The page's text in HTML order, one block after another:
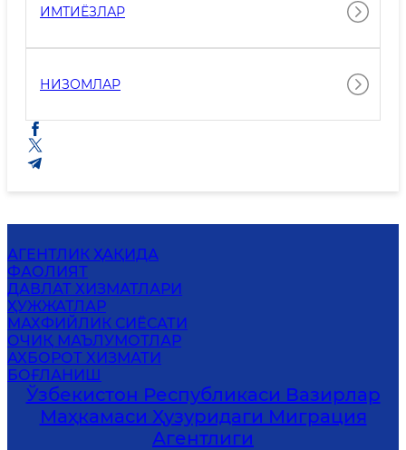
ИМТИЁЗЛАР
НИЗОМЛАР
АГЕНТЛИК ҲАҚИДА
ФАОЛИЯТ
ДАВЛАТ ХИЗМАТЛАРИ
ҲУЖЖАТЛАР
MАХФИЙЛИК СИЁСАТИ
ОЧИҚ МАЪЛУМОТЛАР
АХБОРОТ ХИЗМАТИ
БОҒЛАНИШ
Ўзбекистон Республикаси Вазирлар
Маҳкамаси Ҳузуридаги Миграция
Агентлиги